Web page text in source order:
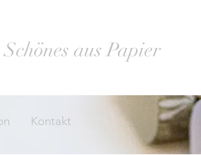
Schönes aus Papier
Kontakt